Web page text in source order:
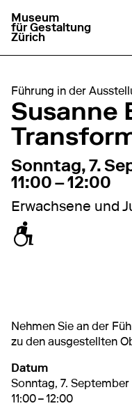
aller à la page d'accueil
Museum
für Gestaltung
Zürich
Führung in der
Susanne
7. September
Sonntag, 7.
11:00 – 12:00
Erwachsene und
Nehmen Sie an der
zu den ausgestellten
Datum
7. September 2025
Sonntag, 7. September
11:00 – 12:00